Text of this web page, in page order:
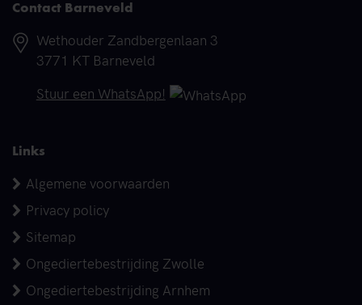
Contact Barneveld
Adres
Wethouder Zandbergenlaan 3
3771 KT Barneveld
Telefoonnummer
Stuur een WhatsApp!
Links
Algemene voorwaarden
Privacy policy
Sitemap
Ongediertebestrijding Zwolle
Ongediertebestrijding Arnhem